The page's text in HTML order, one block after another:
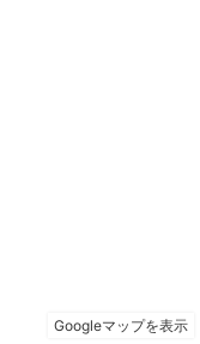
Googleマップを表示